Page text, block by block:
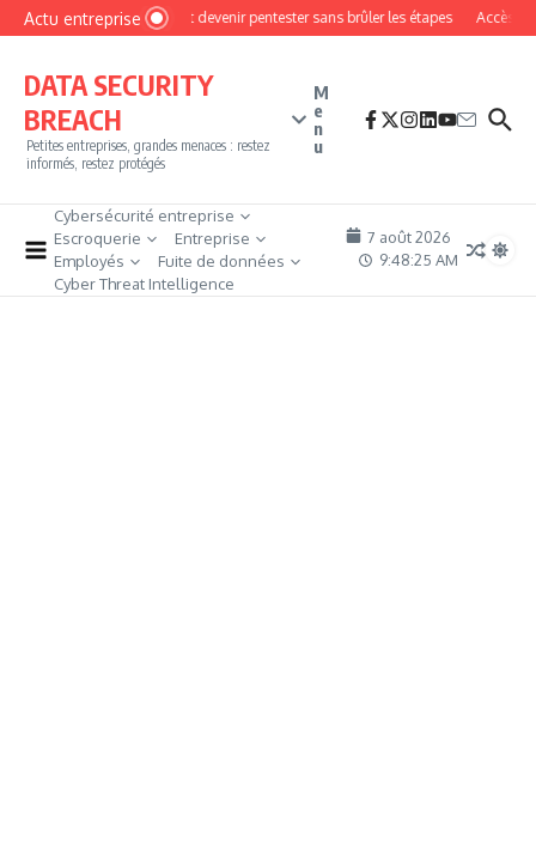
Aller au contenu
Actu entrepriseComment devenir pentester sans brûler les étapes Accès
DATA SECURITY
BREACH
Petites entreprises, grandes menaces : restez
informés, restez protégés
M
e
n
u
Cybersécurité entreprise
Escroquerie
Entreprise
Employés
Fuite de données
Cyber Threat Intelligence
7 août 2026
9:48:27 AM